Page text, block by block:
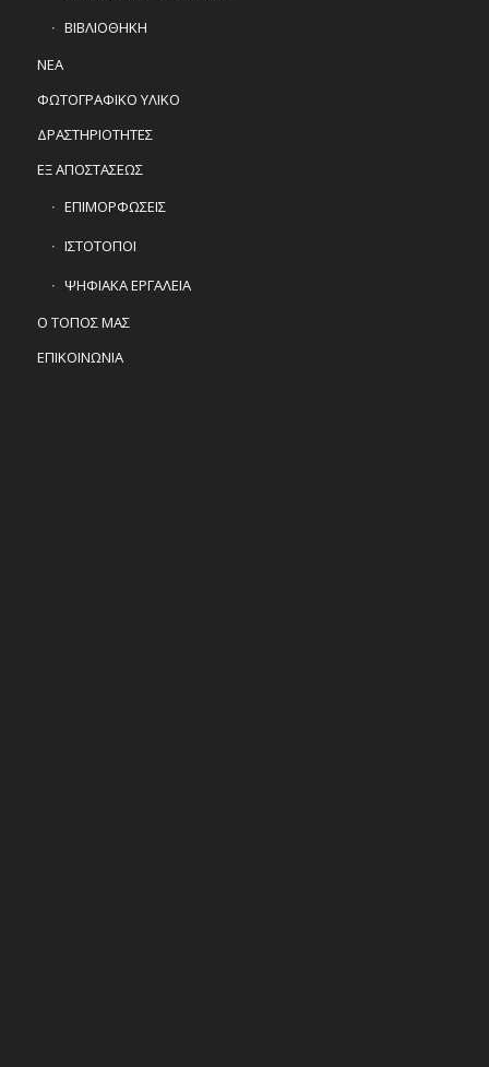
ΒΙΒΛΙΟΘΗΚΗ
ΝΕΑ
ΦΩΤΟΓΡΑΦΙΚΟ ΥΛΙΚΟ
ΔΡΑΣΤΗΡΙΟΤΗΤΕΣ
ΕΞ ΑΠΟΣΤΑΣΕΩΣ
ΕΠΙΜΟΡΦΩΣΕΙΣ
ΙΣΤΟΤΟΠΟΙ
ΨΗΦΙΑΚΑ ΕΡΓΑΛΕΙΑ
Ο ΤΟΠΟΣ ΜΑΣ
ΕΠΙΚΟΙΝΩΝΙΑ